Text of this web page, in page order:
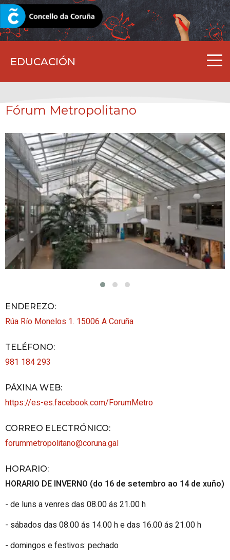
EDUCACIÓN
CORUNA.GAL
Fórum Metropolitano
ENDEREZO:
Rúa Río Monelos 1. 15006 A Coruña
TELÉFONO:
981 184 293
PÁXINA WEB:
https://es-es.facebook.com/ForumMetro
CORREO ELECTRÓNICO:
forummetropolitano@coruna.gal
HORARIO:
HORARIO DE INVERNO (do 16 de setembro ao 14 de xuño)
- de luns a venres das 08.00 ás 21.00 h
- sábados das 08.00 ás 14.00 h e das 16.00 ás 21.00 h
- domingos e festivos: pechado